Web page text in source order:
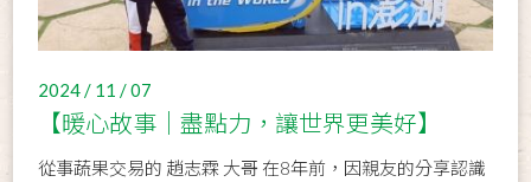
2024 / 11 / 07
【暖心故事│盡點力，讓世界更美好】
從事蔬果交易的 趙志霖 大哥 在8年前，因親友的分享認識